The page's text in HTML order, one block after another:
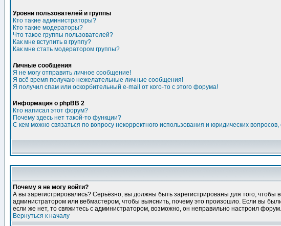
Уровни пользователей и группы
Кто такие администраторы?
Кто такие модераторы?
Что такое группы пользователей?
Как мне вступить в группу?
Как мне стать модератором группы?
Личные сообщения
Я не могу отправить личное сообщение!
Я всё время получаю нежелательные личные сообщения!
Я получил спам или оскорбительный e-mail от кого-то с этого форума!
Информация о phpBB 2
Кто написал этот форум?
Почему здесь нет такой-то функции?
С кем можно связаться по вопросу некорректного использования и юридических
Почему я не могу войти?
А вы зарегистрировались? Серьёзно, вы должны быть зарегистрированы для того,
администратором или вебмастером, чтобы выяснить, почему это произошло. Если вы
если же нет, то свяжитесь с администратором, возможно, он неправильно настроил форум.
Вернуться к началу